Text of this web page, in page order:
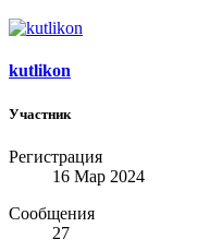
kutlikon
Участник
Регистрация
16 Мар 2024
Сообщения
27